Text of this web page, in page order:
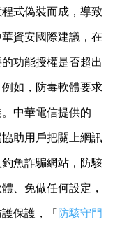
式偽裝而成，導致
資安國際建議，在
功能授權是否超出
如，防毒軟體要求
中華電信提供的
助用戶把關上網訊
魚詐騙網站，防駭
、免做任何設定，
保護，「防駭守門